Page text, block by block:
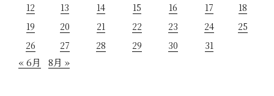
12
13 14 15 16 17
18
19
20 21 22 23 24
25
26
27 28 29 30 31
« 6月 8月 »